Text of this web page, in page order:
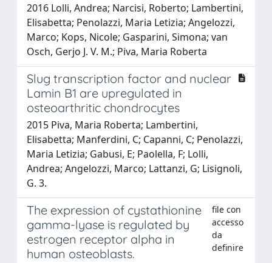
2016 Lolli, Andrea; Narcisi, Roberto; Lambertini,
Elisabetta; Penolazzi, Maria Letizia; Angelozzi,
Marco; Kops, Nicole; Gasparini, Simona; van
Osch, Gerjo J. V. M.; Piva, Maria Roberta
Slug transcription factor and nuclear
Lamin B1 are upregulated in
osteoarthritic chondrocytes
2015 Piva, Maria Roberta; Lambertini,
Elisabetta; Manferdini, C; Capanni, C; Penolazzi,
Maria Letizia; Gabusi, E; Paolella, F; Lolli,
Andrea; Angelozzi, Marco; Lattanzi, G; Lisignoli,
G. 3.
The expression of cystathionine
gamma-lyase is regulated by
estrogen receptor alpha in
human osteoblasts.
file con
accesso
da
definire